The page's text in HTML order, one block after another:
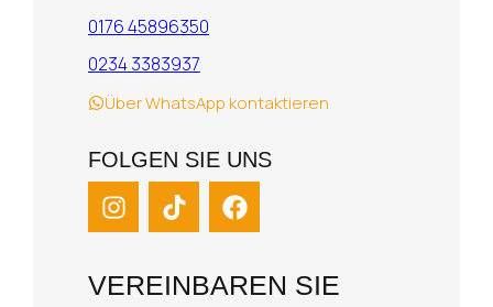
0176 45896350
0234 3383937
Über WhatsApp kontaktieren
FOLGEN SIE UNS
VEREINBAREN SIE